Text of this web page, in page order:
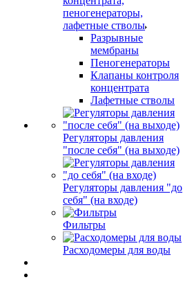
пеногенераторы,
лафетные стволы
Разрывные
мембраны
Пеногенераторы
Клапаны контроля
концентрата
Лафетные стволы
Регуляторы давления
"после себя" (на выходе)
Регуляторы давления "до
себя" (на входе)
Фильтры
Расходомеры для воды